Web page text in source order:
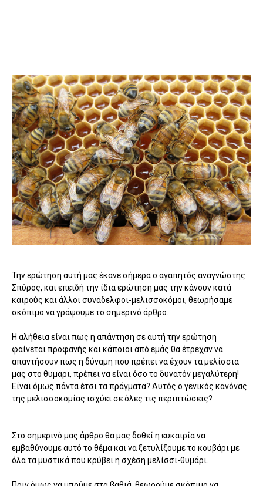
Την ερώτηση αυτή μας έκανε σήμερα ο αγαπητός αναγνώστης
Σπύρος, και επειδή την ίδια ερώτηση μας την κάνουν κατά
καιρούς και άλλοι συνάδελφοι-μελισσοκόμοι, θεωρήσαμε
σκόπιμο να γράψουμε το σημερινό άρθρο.
Η αλήθεια είναι πως η απάντηση σε αυτή την ερώτηση
φαίνεται προφανής και κάποιοι από εμάς θα έτρεχαν να
απαντήσουν πως η δύναμη που πρέπει να έχουν τα μελίσσια
μας στο θυμάρι, πρέπει να είναι όσο το δυνατόν μεγαλύτερη!
Είναι όμως πάντα έτσι τα πράγματα? Αυτός ο γενικός κανόνας
της μελισσοκομίας ισχύει σε όλες τις περιπτώσεις?
Στο σημερινό μας άρθρο θα μας δοθεί η ευκαιρία να
εμβαθύνουμε αυτό το θέμα και να ξετυλίξουμε το κουβάρι με
όλα τα μυστικά που κρύβει η σχέση μελίσσι-θυμάρι.